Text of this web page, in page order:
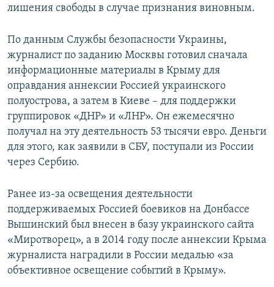
лишения свободы в случае признания виновным.
По данным Службы безопасности Украины,
журналист по заданию Москвы готовил сначала
информационные материалы в Крыму для
оправдания аннексии Россией украинского
полуострова, а затем в Киеве – для поддержки
группировок «ДНР» и «ЛНР». Он ежемесячно
получал на эту деятельность 53 тысячи евро. Деньги
для этого, как заявили в СБУ, поступали из России
через Сербию.
Ранее из-за освещения деятельности
поддерживаемых Россией боевиков на Донбассе
Вышинский был внесен в базу украинского сайта
«Миротворец», а в 2014 году после аннексии Крыма
журналиста наградили в России медалью «за
объективное освещение событий в Крыму».